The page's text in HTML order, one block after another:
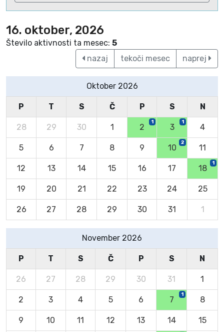
16. oktober, 2026
Število aktivnosti ta mesec: 5
nazaj
tekoči mesec naprej
Oktober 2026
P T S Č P S N
28 29 30 1 2
1
3
1
4
5 6 7 8 9 10
2
11
12 13 14 15 16 17 18
1
19 20 21 22 23 24 25
26 27 28 29 30 31 1
November 2026
P T S Č P S N
26 27 28 29 30 31 1
2 3 4 5 6 7
1
8
9 10 11 12 13 14 15